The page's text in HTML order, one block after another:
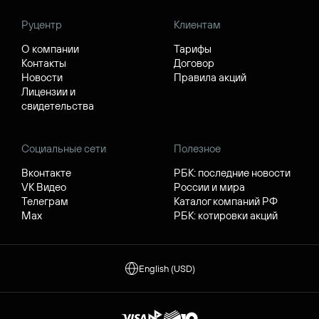
Руцентр
О компании
Контакты
Новости
Лицензии и
свидетельства
Клиентам
Тарифы
Договор
Правила акций
Социальные сети
Вконтакте
VK Видео
Телеграм
Max
Полезное
РБК: последние новости
России и мира
Каталог компаний РФ
РБК: котировки акций
English (USD)